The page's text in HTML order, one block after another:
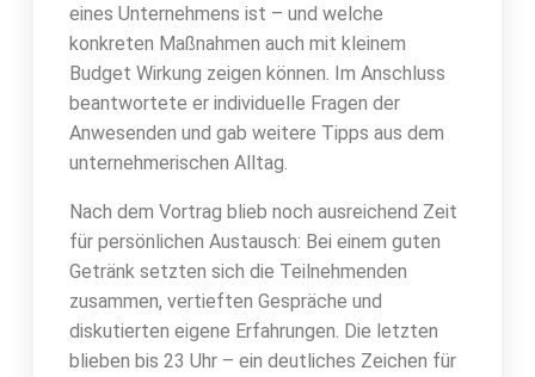
eines Unternehmens ist – und welche
konkreten Maßnahmen auch mit kleinem
Budget Wirkung zeigen können. Im Anschluss
beantwortete er individuelle Fragen der
Anwesenden und gab weitere Tipps aus dem
unternehmerischen Alltag.
Nach dem Vortrag blieb noch ausreichend Zeit
für persönlichen Austausch: Bei einem guten
Getränk setzten sich die Teilnehmenden
zusammen, vertieften Gespräche und
diskutierten eigene Erfahrungen. Die letzten
blieben bis 23 Uhr – ein deutliches Zeichen für